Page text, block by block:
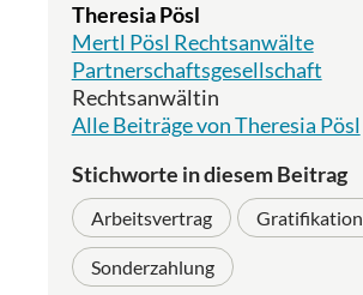
Theresia Pösl
Mertl Pösl Rechtsanwälte
Partnerschaftsgesellschaft
Rechtsanwältin
Alle Beiträge von Theresia Pösl
Stichworte in diesem Beitrag
Arbeitsvertrag Gratifikation
Sonderzahlung